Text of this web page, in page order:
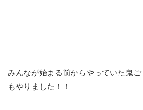
みんなが始まる前からやっていた鬼
もやりました！！